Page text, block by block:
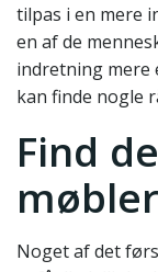
tilpas i en mere
en af de
indretning mere
kan finde nogle
Find
møbler
Noget af det